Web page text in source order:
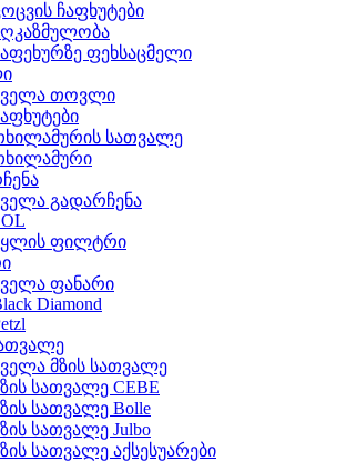
ჩაფხუტები
ფეხსაცმელი
თოვლი
სათვალე
გადარჩენა
ფილტრი
ფანარი
Diamond
მზის სათვალე
სათვალე CEBE
სათვალე Bolle
სათვალე Julbo
სათვალე აქსესუარები